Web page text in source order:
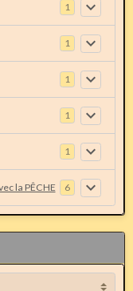
1
1
1
1
1
la PÊCHE 6